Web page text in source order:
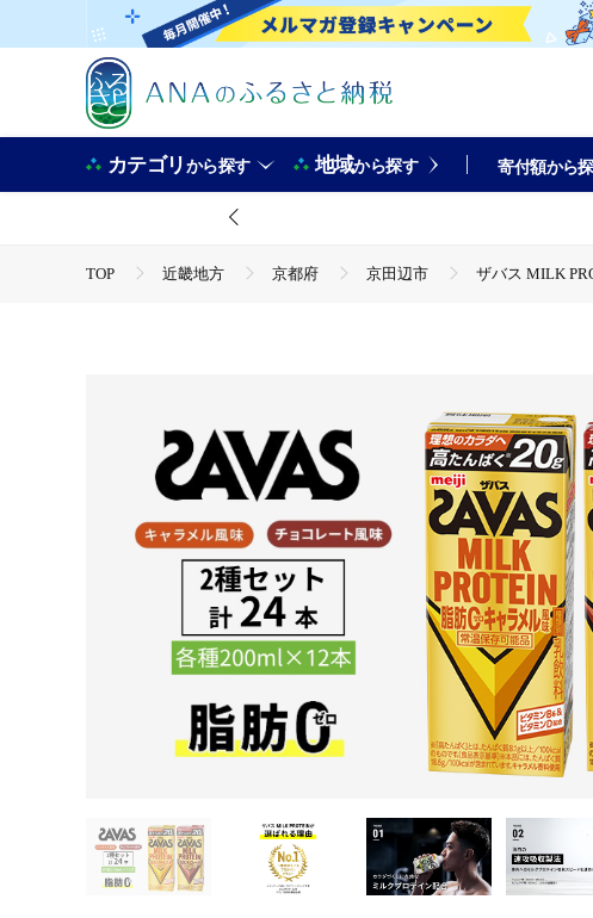
カテゴリから探す 地域から探す 寄付額から
TOP 近畿地方 京都府 京田辺市 ザバス MILK